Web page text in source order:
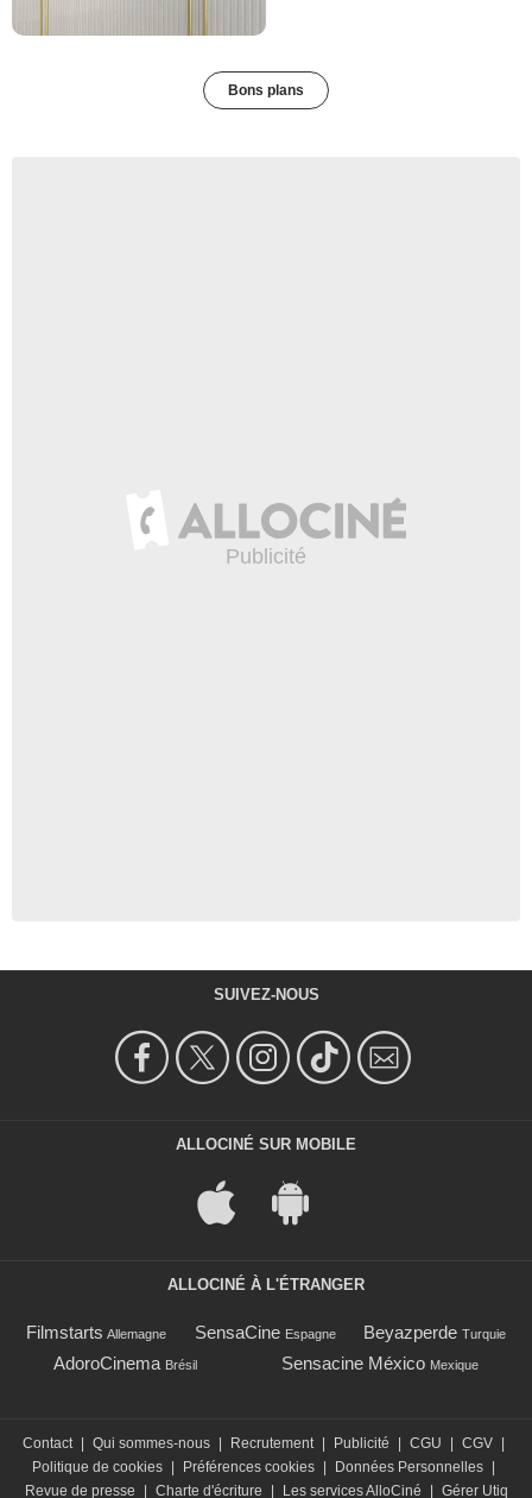
Bons plans
SUIVEZ-NOUS
ALLOCINÉ SUR MOBILE
ALLOCINÉ À L'ÉTRANGER
Filmstarts Allemagne SensaCine Espagne Beyazperde Turquie
AdoroCinema Brésil Sensacine México Mexique
Contact | Qui sommes-nous | Recrutement | Publicité | CGU | CGV |
Politique de cookies | Préférences cookies | Données Personnelles |
Revue de presse
| Charte d'écriture | Les services AlloCiné | Gérer Utiq